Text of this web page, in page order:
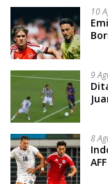
10
9
8